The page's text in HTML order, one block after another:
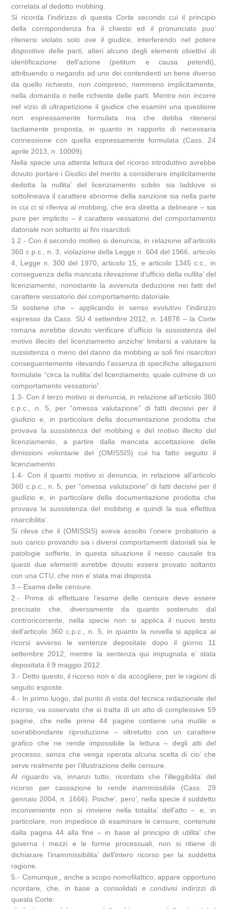
correlata al dedotto mobbing.
Si ricorda l’indirizzo di questa Corte secondo cui il principio
della corrispondenza fra il chiesto ed il pronunciato puo’
ritenersi violato solo ove il giudice, interferendo nel potere
dispositivo delle parti, alteri alcuno degli elementi obiettivi di
identificazione dell’azione (petitum e causa petendi),
attribuendo o negando ad uno dei contendenti un bene diverso
da quello richiesto, non compreso, nemmeno implicitamente,
nella domanda o nelle richieste delle parti. Mentre non incorre
nel vizio di ultrapetizione il giudice che esamini una questione
non espressamente formulata ma che debba ritenersi
tacitamente proposta, in quanto in rapporto di necessaria
connessione con quella espressamente formulata (Cass. 24
aprile 2013, n. 10009).
Nella specie una attenta lettura del ricorso introduttivo avrebbe
dovuto portare i Giudici del merito a considerare implicitamente
dedotta la nullita’ del licenziamento subito sia laddove si
sottolineava il carattere abnorme della sanzione sia nella parte
in cui ci si riferiva al mobbing, che era diretta a delineare – sia
pure per implicito – il carattere vessatorio del comportamento
datoriale non soltanto ai fini risarcitoli.
1.2.- Con il secondo motivo si denuncia, in relazione all’articolo
360 c.p.c., n. 3, violazione della Legge n. 604 del 1966, articolo
4, Legge n. 300 del 1970, articolo 15, e articolo 1345 c.c., in
conseguenza della mancata rilevazione d’ufficio della nullita’ del
licenziamento, nonostante la avvenuta deduzione nei fatti del
carattere vessatorio del comportamento datoriale.
Si sostiene che – applicando in senso evolutivo l’indirizzo
espresso da Cass. SU 4 settembre 2012, n. 14878 – la Corte
romana avrebbe dovuto verificare d’ufficio la sussistenza del
motivo illecito del licenziamento anziche’ limitarsi a valutare la
sussistenza o meno del danno da mobbing ai soli fini risarcitori
conseguentemente rilevando l’assenza di specifiche allegazioni
formulate “circa la nullita’ del licenziamento, quale culmine di un
comportamento vessatorio”.
1.3- Con il terzo motivo si denuncia, in relazione all’articolo 360
c.p.c., n. 5, per “omessa valutazione” di fatti decisivi per il
giudizio e, in particolare della documentazione prodotta che
provava la sussistenza del mobbing e del motivo illecito del
licenziamento, a partire dalla mancata accettazione delle
dimissioni volontarie del (OMISSIS) cui ha fatto seguito il
licenziamento.
1.4- Con il quarto motivo si denuncia, in relazione all’articolo
360 c.p.c., n. 5, per “omessa valutazione” di fatti decisivi per il
giudizio e, in particolare della documentazione prodotta che
provava la sussistenza del mobbing e quindi la sua effettiva
risarcibilita’.
Si rileva che il (OMISSIS) aveva assolto l’onere probatorio a
suo carico provando sia i diversi comportamenti datoriali sia le
patologie sofferte, in questa situazione il nesso causale tra
questi due elementi avrebbe dovuto essere provato soltanto
con una CTU, che non e’ stata mai disposta.
3 – Esame delle censure.
2.- Prima di effettuare l’esame delle censure deve essere
precisato che, diversamente da quanto sostenuto dal
controricorrente, nella specie non si applica il nuovo testo
dell’articolo 360 c.p.c., n. 5, in quanto la novella si applica ai
ricorsi avverso le sentenze depositate dopo il giorno 11
settembre 2012, mentre la sentenza qui impugnata e’ stata
depositata il 9 maggio 2012.
3.- Detto questo, il ricorso non e’ da accogliere, per le ragioni di
seguito esposte.
4.- In primo luogo, dal punto di vista del tecnica redazionale del
ricorso, va osservato che si tratta di un atto di complessive 59
pagine, che nelle prime 44 pagine contiene una inutile e
sovrabbondante riproduzione – oltretutto con un carattere
grafico che ne rende impossibile la lettura – degli atti del
processo, senza che venga operata alcuna scelta di cio’ che
serve realmente per l’illustrazione delle censure.
Al riguardo va, innanzi tutto, ricordato che l’illeggibilita’ del
ricorso per cassazione lo rende inammissibile (Cass. 29
gennaio 2004, n. 1666). Poiche’, pero’, nella specie il suddetto
inconveniente non si rinviene nella totalita’ dell’atto – e, in
particolare, non impedisce di esaminare le censure, contenute
dalla pagina 44 alla fine – in base al principio di utilita’ che
governa i mezzi e le forme processuali, non si ritiene di
dichiarare l’inammissibilita’ dell’intero ricorso per la suddetta
ragione.
5.- Comunque,, anche a scopo nomofilattico, appare opportuno
ricordare, che, in base a consolidati e condivisi indirizzi di
questa Corte: